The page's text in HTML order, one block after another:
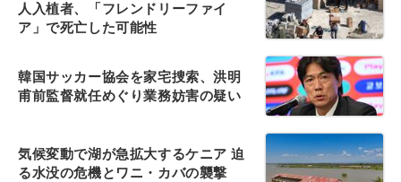
人入植者、「フレンドリーファイ
ア」で死亡した可能性
韓国サッカー協会を家宅捜索、洪明
甫前監督就任めぐり業務妨害の疑い
気候変動で湖が急拡大するケニア 迫
る水没の危機とワニ・カバの襲撃